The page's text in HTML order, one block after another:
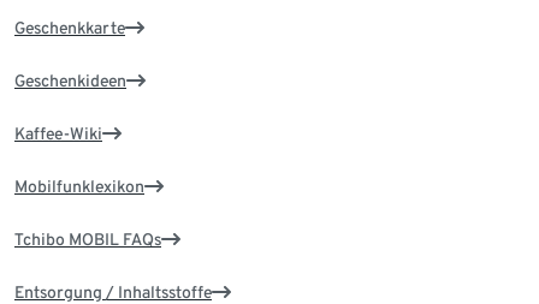
Geschenkkarte
Geschenkideen
Kaffee-Wiki
Mobilfunklexikon
Tchibo MOBIL FAQs
Entsorgung / Inhaltsstoffe